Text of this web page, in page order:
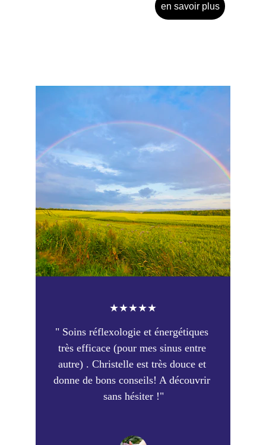
en savoir plus
" Soins réflexologie et énergétiques
très efficace (pour mes sinus entre
autre) . Christelle est très douce et
donne de bons conseils! A découvrir
sans hésiter !"
★★★★★